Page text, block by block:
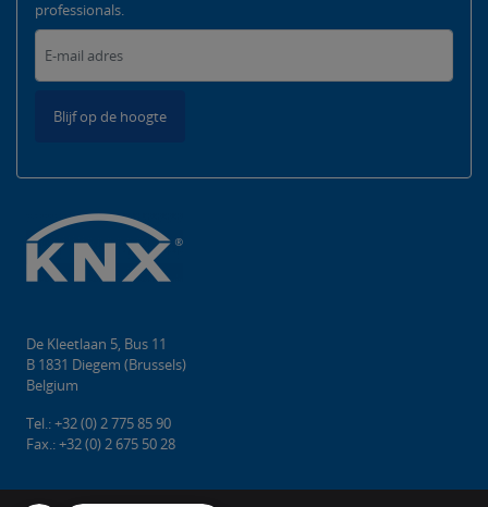
professionals.
Blijf op de hoogte
De Kleetlaan 5, Bus 11
B 1831 Diegem (Brussels)
Belgium
Tel.: +32 (0) 2 775 85 90
Fax.: +32 (0) 2 675 50 28